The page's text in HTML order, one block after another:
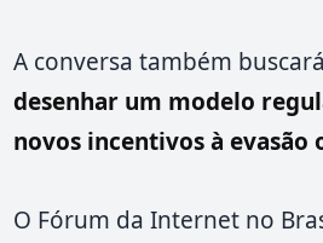
A conversa também
desenhar um modelo
novos incentivos à evasão
O Fórum da Internet no